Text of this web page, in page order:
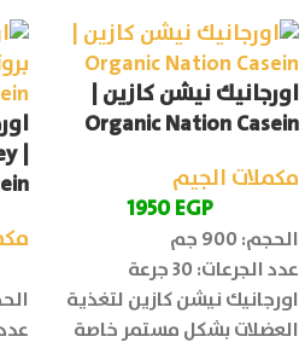
اورجانيك نيشن كازين |
Organic Nation Casein
مكملات الجيم
1950EGP
الحجم: 900 جم
عدد الجرعات: 30 جرعة
اورجانيك نيشن كازين لتغذية
العضلات بشكل مستمر خاصة
عدد